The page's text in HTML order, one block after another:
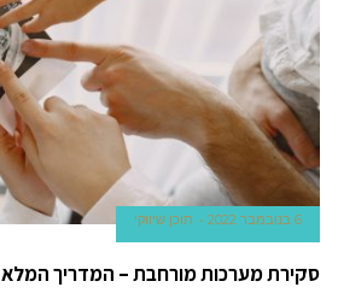
6 בנובמבר 2022 תוכן שיווקי
סקירת מערכות מורחבת – המדריך המלא